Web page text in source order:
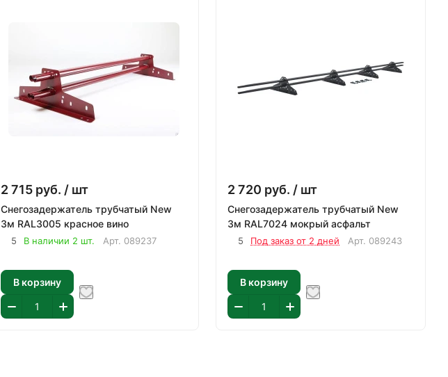
2 715 руб. / шт
Снегозадержатель трубчатый New
3м RAL3005 красное вино
5 В наличии 2 шт. Арт. 089237
В корзину
2 720 руб. / шт
Снегозадержатель трубчатый New
3м RAL7024 мокрый асфальт
5 Под заказ от 2 дней Арт. 089243
В корзину